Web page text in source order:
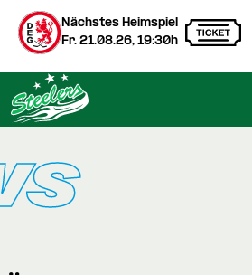
Nächstes Heimspiel
Fr. 21.08.26, 19:30h